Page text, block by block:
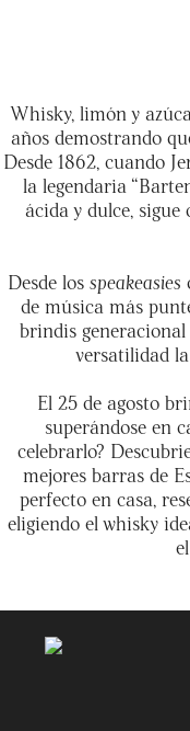
Whisky, limón y
años demostrando
Desde 1862, cuando
la legendaria
ácida y dulce,
Desde los speakeasies
de música más
brindis
versatilidad
El 25 de agosto
superándose en
celebrarlo?
mejores barras de
perfecto en casa,
eligiendo el whisky